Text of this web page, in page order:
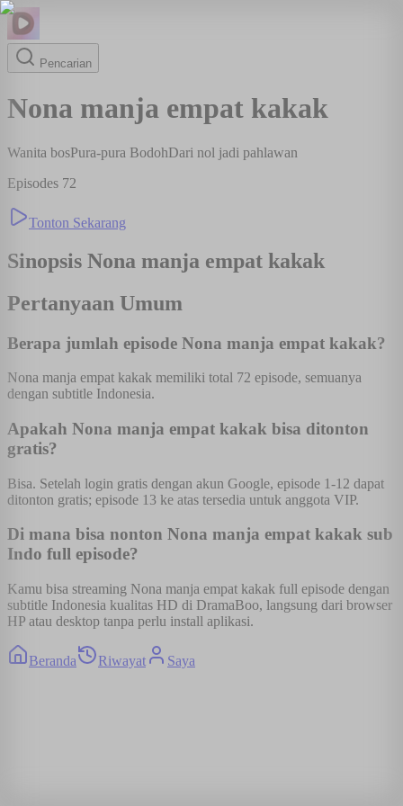
Pencarian
Nona manja empat kakak
Wanita bosPura-pura BodohDari nol jadi pahlawan
Episodes 72
Tonton Sekarang
Sinopsis Nona manja empat kakak
Pertanyaan Umum
Berapa jumlah episode Nona manja empat kakak?
Nona manja empat kakak memiliki total 72 episode, semuanya
dengan subtitle Indonesia.
Apakah Nona manja empat kakak bisa ditonton
gratis?
Bisa. Setelah login gratis dengan akun Google, episode 1-12 dapat
ditonton gratis; episode 13 ke atas tersedia untuk anggota VIP.
Di mana bisa nonton Nona manja empat kakak sub
Indo full episode?
Kamu bisa streaming Nona manja empat kakak full episode dengan
subtitle Indonesia kualitas HD di DramaBoo, langsung dari browser
HP atau desktop tanpa perlu install aplikasi.
Beranda Riwayat Saya